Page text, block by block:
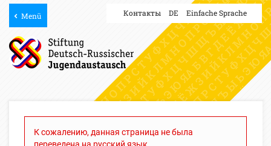
Menü Контакты DE Einfache Sprache
К сожалению, данная страница не была